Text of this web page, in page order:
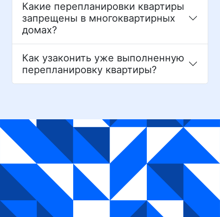
Какие перепланировки квартиры
запрещены в многоквартирных
домах?
Как узаконить уже выполненную
перепланировку квартиры?